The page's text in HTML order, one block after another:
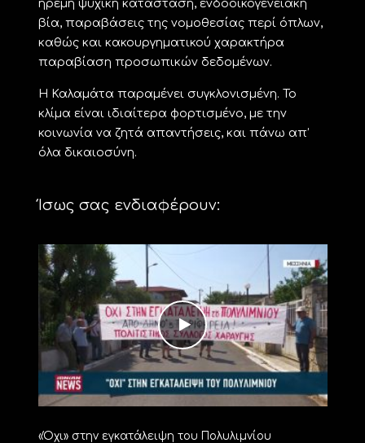
ήρεμη ψυχική κατάσταση, ενδοοικογενειακή
βία, παραβάσεις της νομοθεσίας περί όπλων,
καθώς και κακουργηματικού χαρακτήρα
παραβίαση προσωπικών δεδομένων.
Η Καλαμάτα παραμένει συγκλονισμένη. Το
κλίμα είναι ιδιαίτερα φορτισμένο, με την
κοινωνία να ζητά απαντήσεις, και πάνω απ’
όλα δικαιοσύνη.
Ίσως σας ενδιαφέρουν:
«Όχι» στην εγκατάλειψη του Πολυλιμνίου